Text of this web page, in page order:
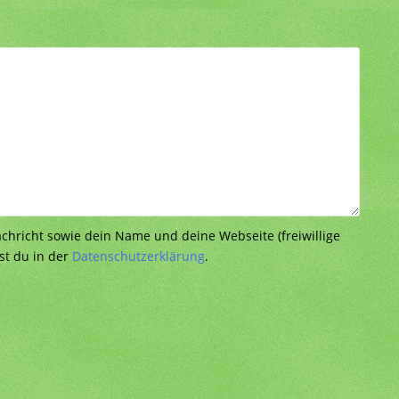
sowie dein Name und deine Webseite (freiwillige
du in derDatenschutzerklärung.